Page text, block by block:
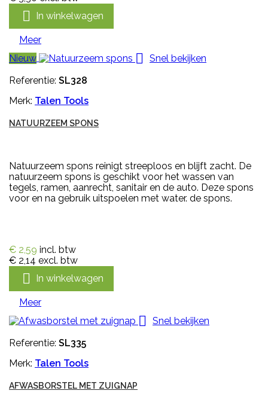
 In winkelwagen
Meer
Nieuw

Snel bekijken
Referentie: SL328
Merk: Talen Tools
NATUURZEEM SPONS
Natuurzeem spons reinigt streeploos en blijft zacht. De
natuurzeem spons is geschikt voor het wassen van
tegels, ramen, aanrecht, sanitair en de auto. Deze spons
voor en na gebruik uitspoelen met water. de spons.
€ 2,59 incl. btw
€ 2,14 excl. btw
 In winkelwagen
Meer

Snel bekijken
Referentie: SL335
Merk: Talen Tools
AFWASBORSTEL MET ZUIGNAP